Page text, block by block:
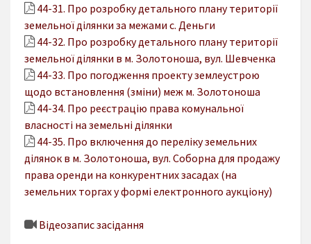
44-31. Про розробку детального плану території
земельної ділянки за межами с. Деньги
44-32. Про розробку детального плану території
земельної ділянки в м. Золотоноша, вул. Шевченка
44-33. Про погодження проекту землеустрою
щодо встановлення (зміни) меж м. Золотоноша
44-34. Про реєстрацію права комунальної
власності на земельні ділянки
44-35. Про включення до переліку земельних
ділянок в м. Золотоноша, вул. Соборна для продажу
права оренди на конкурентних засадах (на
земельних торгах у формі електронного аукціону)
Відеозапис засідання